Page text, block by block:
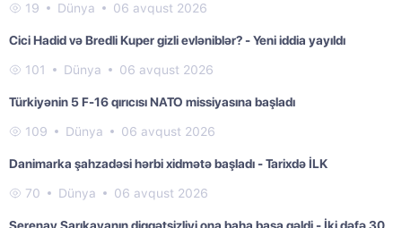
19 Dünya 06 avqust 2026
Cici Hadid və Bredli Kuper gizli evləniblər? - Yeni iddia yayıldı
101 Dünya 06 avqust 2026
Türkiyənin 5 F-16 qırıcısı NATO missiyasına başladı
109 Dünya 06 avqust 2026
Danimarka şahzadəsi hərbi xidmətə başladı - Tarixdə İLK
70 Dünya 06 avqust 2026